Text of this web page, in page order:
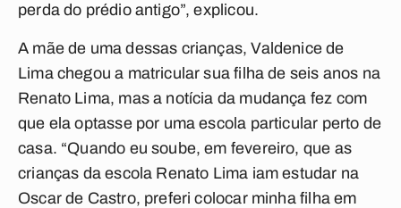
perda do prédio antigo”, explicou.
A mãe de uma dessas crianças, Valdenice de
Lima chegou a matricular sua filha de seis anos na
Renato Lima, mas a notícia da mudança fez com
que ela optasse por uma escola particular perto de
casa. “Quando eu soube, em fevereiro, que as
crianças da escola Renato Lima iam estudar na
Oscar de Castro, preferi colocar minha filha em